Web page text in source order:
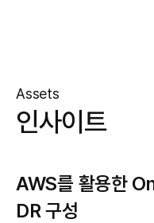
Assets
인사이트
AWS를 활용한
DR 구성